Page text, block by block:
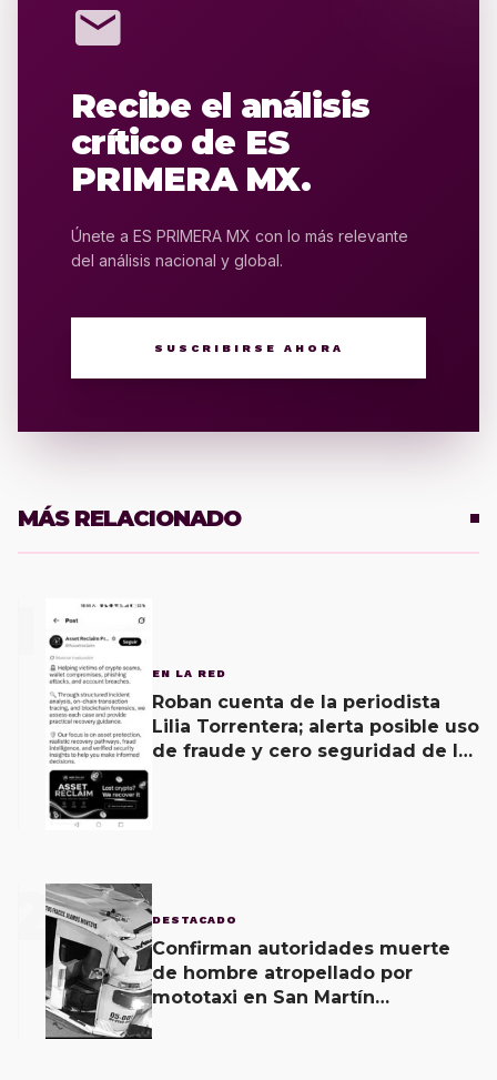
mail
Recibe el análisis
crítico de ES
PRIMERA MX.
Únete a ES PRIMERA MX con lo más relevante
del análisis nacional y global.
SUSCRIBIRSE AHORA
MÁS RELACIONADO
EN LA RED
Roban cuenta de la periodista
Lilia Torrentera; alerta posible uso
de fraude y cero seguridad de la
2 DESTACADO
Confirman autoridades muerte
de hombre atropellado por
mototaxi en San Martín